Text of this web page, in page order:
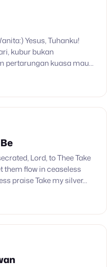
Yesus, Tuhanku!
kubur bukan
pertarungan kuasa maut
Lord, to Thee Take
them flow in ceaseless
praise Take my silver…